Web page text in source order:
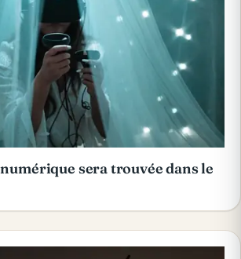
sera trouvée dans le